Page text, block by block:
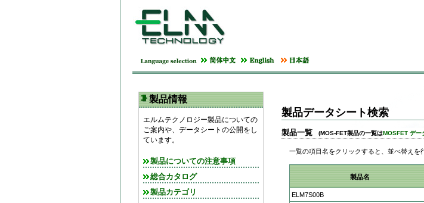
製品情報
エルムテクノロジー製品についての
ご案内や、データシートの公開をし
ています。
製品についての注意事項
総合カタログ
製品カテゴリ
製品データシート検索
製品一覧 (MOS-FET製品の一覧はMOSFET デー
一覧の項目名をクリックすると、並べ替えを
製品名
ELM7S00B